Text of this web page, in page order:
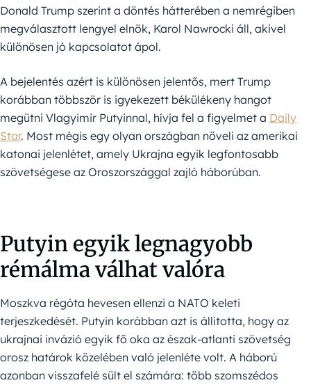
Donald Trump szerint a döntés hátterében a nemrégiben
megválasztott lengyel elnök, Karol Nawrocki áll, akivel
különösen jó kapcsolatot ápol.
A bejelentés azért is különösen jelentős, mert Trump
korábban többször is igyekezett békülékeny hangot
megütni Vlagyimir Putyinnal, hívja fel a figyelmet a Daily
Star. Most mégis egy olyan országban növeli az amerikai
katonai jelenlétet, amely Ukrajna egyik legfontosabb
szövetségese az Oroszországgal zajló háborúban.
Putyin egyik legnagyobb
rémálma válhat valóra
Moszkva régóta hevesen ellenzi a NATO keleti
terjeszkedését. Putyin korábban azt is állította, hogy az
ukrajnai invázió egyik fő oka az észak-atlanti szövetség
orosz határok közelében való jelenléte volt. A háború
azonban visszafelé sült el számára: több szomszédos